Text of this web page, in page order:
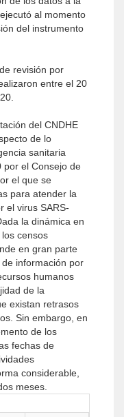
al momento
del instrumento
revisión por
entre el 20
del CNDHE
de lo
sanitaria
por el Consejo de
el que se
para atender la
el virus SARS-
la dinámica en
censos
en gran parte
información por
humanos
de la
existan retrasos
Sin embargo, en
de los
fechas de
considerable,
meses.